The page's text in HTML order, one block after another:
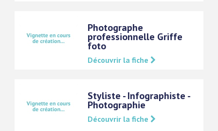
Photographe
professionnelle Griffe
foto
Découvrir la fiche
Styliste - Infographiste -
Photographie
Découvrir la fiche